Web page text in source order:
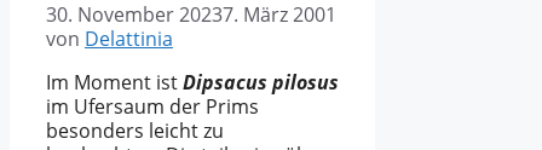
30. November 20237. März 2001
von Delattinia
Im Moment istDipsacus pilosus
im Ufersaum der Prims
besonders leicht zu